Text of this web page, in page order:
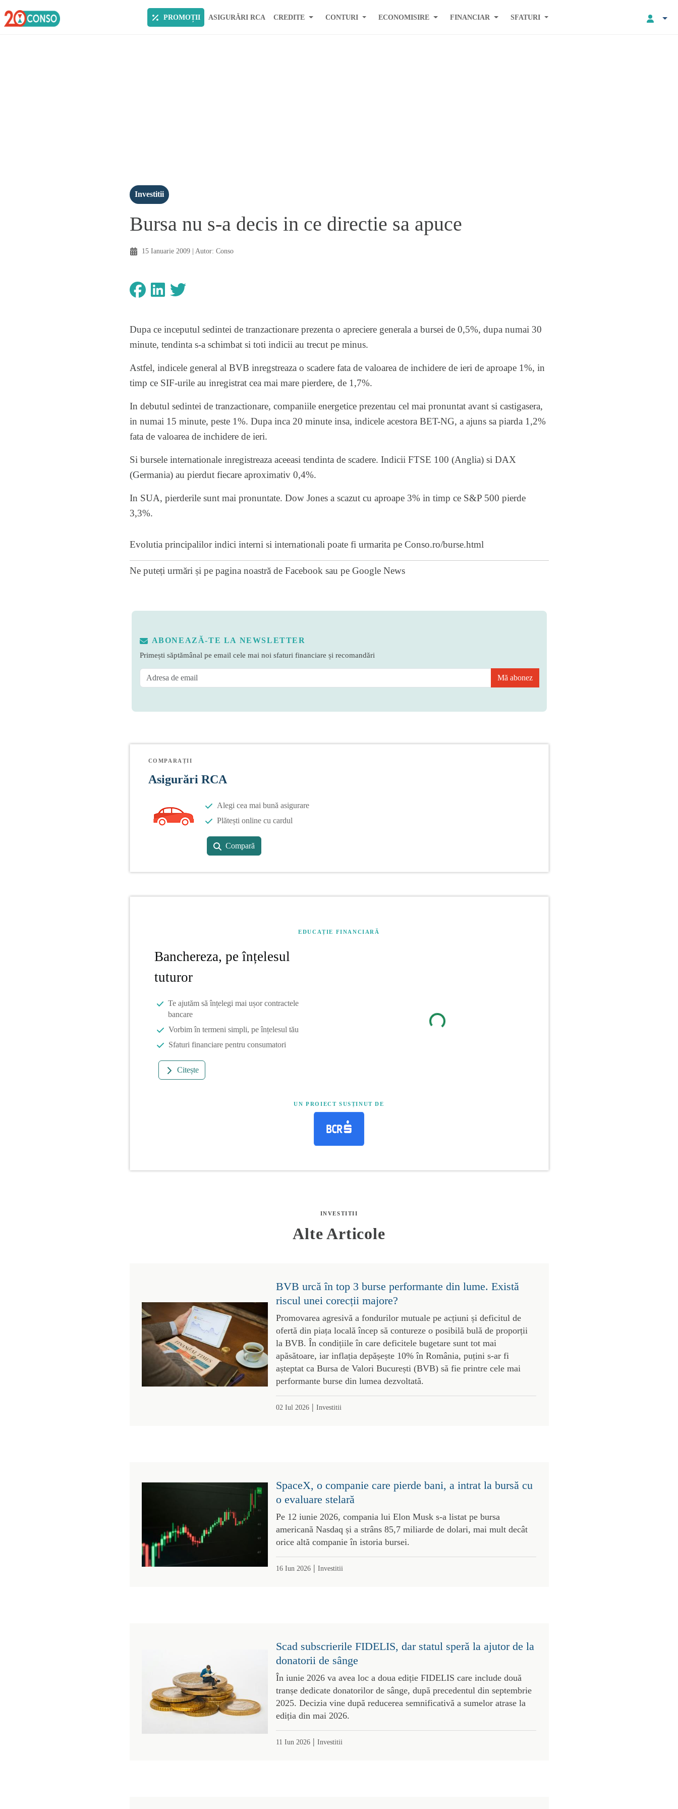
PROMOȚII ASIGURĂRI RCA CREDITE CONTURI ECONOMISIRE FINANCIAR SFATURI
Investitii
Bursa nu s-a decis in ce directie sa apuce
15 Ianuarie 2009| Autor: Conso
Dupa ce inceputul sedintei de tranzactionare prezenta o apreciere generala a bursei de 0,5%, dupa numai 30
minute, tendinta s-a schimbat si toti indicii au trecut pe minus.
Astfel, indicele general al BVB inregstreaza o scadere fata de valoarea de inchidere de ieri de aproape 1%, in
timp ce SIF-urile au inregistrat cea mai mare pierdere, de 1,7%.
In debutul sedintei de tranzactionare, companiile energetice prezentau cel mai pronuntat avant si castigasera,
in numai 15 minute, peste 1%. Dupa inca 20 minute insa, indicele acestora BET-NG, a ajuns sa piarda 1,2%
fata de valoarea de inchidere de ieri.
Si bursele internationale inregistreaza aceeasi tendinta de scadere. Indicii FTSE 100 (Anglia) si DAX
(Germania) au pierdut fiecare aproximativ 0,4%.
In SUA, pierderile sunt mai pronuntate. Dow Jones a scazut cu aproape 3% in timp ce S&P 500 pierde
3,3%.
Evolutia principalilor indici interni si internationali poate fi urmarita pe Conso.ro/burse.html
Ne puteți urmări și pe pagina noastră de Facebook sau pe Google News
ABONEAZĂ-TE LA NEWSLETTER
Primești săptămânal pe email cele mai noi sfaturi financiare și recomandări
Mă abonez
COMPARAȚII
Asigurări RCA
Alegi cea mai bună asigurare
Plătești online cu cardul
Compară
EDUCAȚIE FINANCIARĂ
Banchereza, pe înțelesul
tuturor
Te ajutăm să înțelegi mai ușor contractele
bancare
Vorbim în termeni simpli, pe înțelesul tău
Sfaturi financiare pentru consumatori
Citește
UN PROIECT SUSȚINUT DE
INVESTITII
Alte Articole
BVB urcă în top 3 burse performante din lume. Există
riscul unei corecții majore?
Promovarea agresivă a fondurilor mutuale pe acțiuni și deficitul de
ofertă din piața locală încep să contureze o posibilă bulă de proporții
la BVB. În condițiile în care deficitele bugetare sunt tot mai
apăsătoare, iar inflația depășește 10% în România, puțini s-ar fi
așteptat ca Bursa de Valori București (BVB) să fie printre cele mai
performante burse din lumea dezvoltată.
02 Iul 2026| Investitii
SpaceX, o companie care pierde bani, a intrat la bursă cu
o evaluare stelară
Pe 12 iunie 2026, compania lui Elon Musk s-a listat pe bursa
americană Nasdaq și a strâns 85,7 miliarde de dolari, mai mult decât
orice altă companie în istoria bursei.
16 Iun 2026| Investitii
Scad subscrierile FIDELIS, dar statul speră la ajutor de la
donatorii de sânge
În iunie 2026 va avea loc a doua ediție FIDELIS care include două
tranșe dedicate donatorilor de sânge, după precedentul din septembrie
2025. Decizia vine după reducerea semnificativă a sumelor atrase la
ediția din mai 2026.
11 Iun 2026| Investitii